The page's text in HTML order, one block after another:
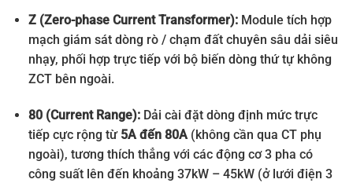
Z (Zero-phase Current Transformer):Module tích hợp
mạch giám sát dòng rò / chạm đất chuyên sâu dải siêu
nhạy, phối hợp trực tiếp với bộ biến dòng thứ tự không
ZCT bên ngoài.
80 (Current Range):Dải cài đặt dòng định mức trực
tiếp cực rộng từ 5A đến 80A(không cần qua CT phụ
ngoài), tương thích thẳng với các động cơ 3 pha có
công suất lên đến khoảng 37kW – 45kW (ở lưới điện 3